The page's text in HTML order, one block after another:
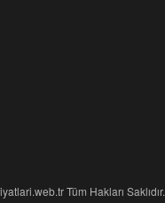
Tüm Hakları Saklıdır.